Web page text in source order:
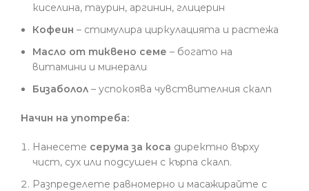
киселина, таурин, аргинин, глицерин
Кофеин – стимулира циркулацията и растежа
Масло от тиквено семе – богато на
витамини и минерали
Бизаболол – успокоява чувствителния скалп
Начин на употреба:
Нанесете серума за коса директно върху
чист, сух или подсушен с кърпа скалп.
Разпределете равномерно и масажирайте с